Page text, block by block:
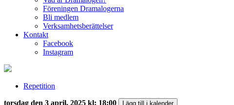
Föreningen Dramalogerna
Bli medlem
Verksamhetsberättelser
Kontakt
Facebook
Instagram
Repetition
torsdag den 3 april, 2025 kl: 18:00 Lägg till i kalender